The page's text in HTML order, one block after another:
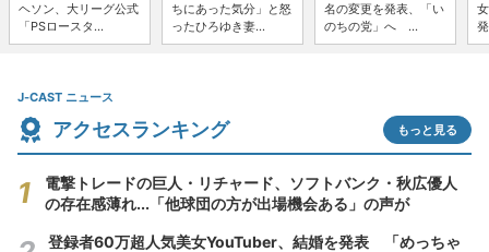
ヘソン、大リーグ公式
「PSロースタ...
ちにあった気分」と怒
ったひろゆき妻...
名の変更を発表、「い
のちの党」へ ...
J-CAST ニュース
アクセスランキング もっと見る
電撃トレードの巨人・リチャード、ソフトバンク・秋広優人
の存在感薄れ...「他球団の方が出場機会ある」の声が
登録者60万超人気美女YouTuber、結婚を発表 「めっちゃ